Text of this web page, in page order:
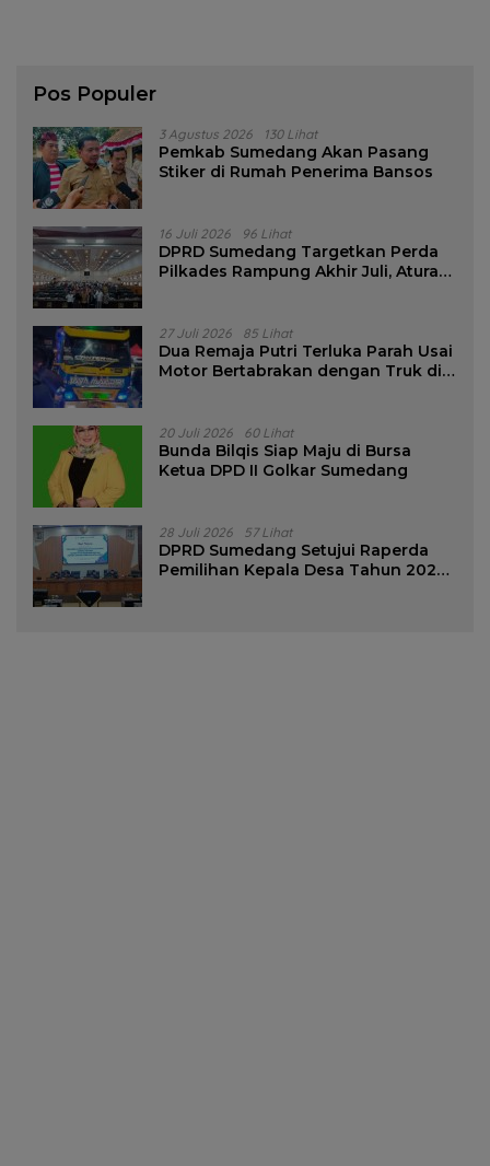
Pos Populer
3 Agustus 2026 130 Lihat
Pemkab Sumedang Akan Pasang
Stiker di Rumah Penerima Bansos
16 Juli 2026 96 Lihat
DPRD Sumedang Targetkan Perda
Pilkades Rampung Akhir Juli, Aturan
27 Juli 2026 85 Lihat
Dua Remaja Putri Terluka Parah Usai
Motor Bertabrakan dengan Truk di
20 Juli 2026 60 Lihat
Bunda Bilqis Siap Maju di Bursa
Ketua DPD II Golkar Sumedang
28 Juli 2026 57 Lihat
DPRD Sumedang Setujui Raperda
Pemilihan Kepala Desa Tahun 2026